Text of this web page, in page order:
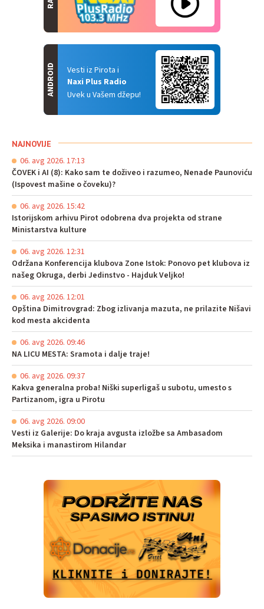
Vesti iz Pirota i
Naxi Plus Radio
Uvek u Vašem džepu!
ANDROID
NAJNOVIJE
06. avg 2026. 17:13
ČOVEK i AI (8): Kako sam te doživeo i razumeo, Nenade Paunoviću
(Ispovest mašine o čoveku)?
06. avg 2026. 15:42
Istorijskom arhivu Pirot odobrena dva projekta od strane
Ministarstva kulture
06. avg 2026. 12:31
Održana Konferencija klubova Zone Istok: Ponovo pet klubova iz
našeg Okruga, derbi Jedinstvo - Hajduk Veljko!
06. avg 2026. 12:01
Opština Dimitrovgrad: Zbog izlivanja mazuta, ne prilazite Nišavi
kod mesta akcidenta
06. avg 2026. 09:46
NA LICU MESTA: Sramota i dalje traje!
06. avg 2026. 09:37
Kakva generalna proba! Niški superligaš u subotu, umesto s
Partizanom, igra u Pirotu
06. avg 2026. 09:00
Vesti iz Galerije: Do kraja avgusta izložbe sa Ambasadom
Meksika i manastirom Hilandar